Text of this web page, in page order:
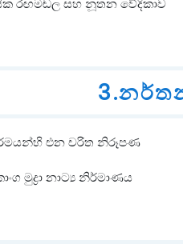
රඟමඬල සහ නූතන වේදිකාව
එන චරිත නිරූපණ
මුද්‍රා නාට්‍ය නිර්මාණය